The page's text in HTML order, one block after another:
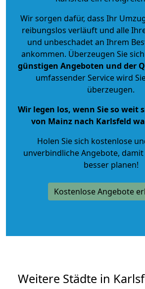
Wir sorgen dafür, dass Ihr
reibungslos verläuft und alle
und unbeschadet an Ihrem
ankommen. Überzeugen Sie
günstigen Angeboten und der
umfassender Service wird
überzeugen.
Wir legen los, wenn Sie so weit
von Mainz nach Karlsfeld
Holen Sie sich kostenlose
unverbindliche Angebote,
besser planen!
Kostenlose Angebote
Weitere Städte in